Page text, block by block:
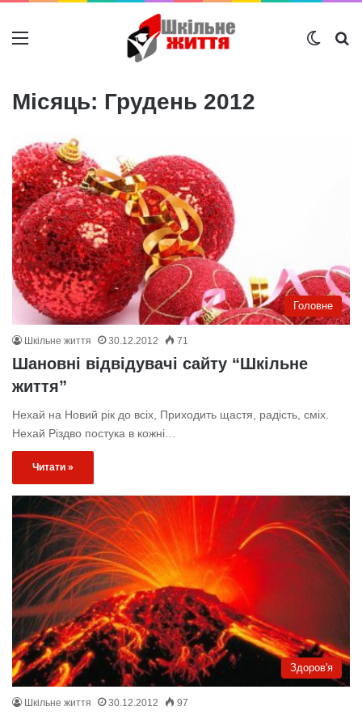
Меню
Місяць: Грудень 2012
Головне
Шкільне життя 30.12.2012 71
Шановні відвідувачі сайту “Шкільне
життя”
Нехай на Новий рік до всіх, Приходить щастя, радість, сміх.
Нехай Різдво постука в кожні…
Читати »
Здоров'я
Шкільне життя 30.12.2012 97